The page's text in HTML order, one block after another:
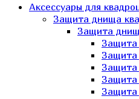
Аксессуары для
Защита днища
Защита
Защита
Защита